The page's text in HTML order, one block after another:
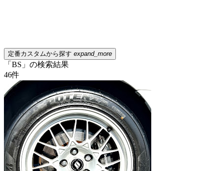
定番カスタムから探す expand_more
「BS」の検索結果
46件